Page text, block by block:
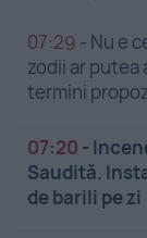
07:29 - Nu e
zodii ar putea
termini
07:20 -
Saudită.
de barili pe zi